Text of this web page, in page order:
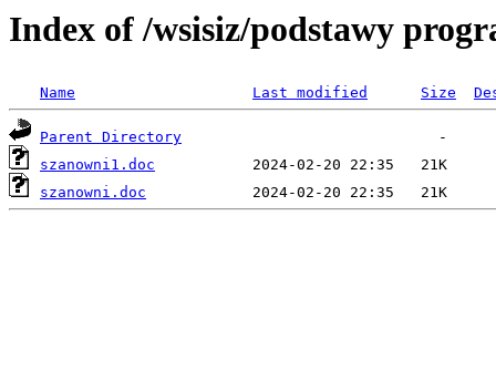
Index of /wsisiz/podstawy
Name Last modified Size
Parent Directory
szanowni1.doc
szanowni.doc